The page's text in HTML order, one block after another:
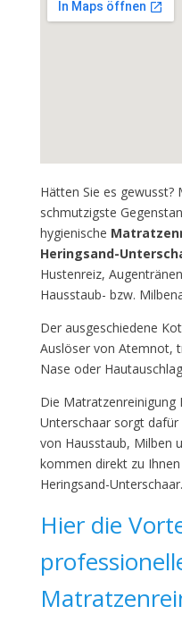
Hätten Sie es
schmutzigste
hygienische
Heringsand-
Hustenreiz,
Hausstaub- bzw.
Der ausgeschiedene
Auslöser von Atemnot,
Nase oder
Die Matratzenreinigung
Unterschaar sorgt
von Hausstaub, Milben
kommen direkt zu
Heringsand-Unterschaar.
Hier die